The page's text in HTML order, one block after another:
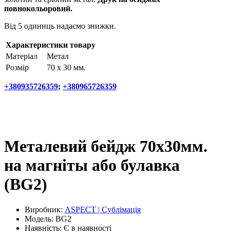
повнокольоровий.
Від 5 одиниць надаємо знижки.
Характеристики товару
Матеріал
Метал
Розмір
70 х 30 мм.
+380935726359; +380965726359
Металевий бейдж 70x30мм.
на магніты або булавка
(BG2)
Виробник: ASPECT | Сублімація
Модель: BG2
Наявність: Є в наявності